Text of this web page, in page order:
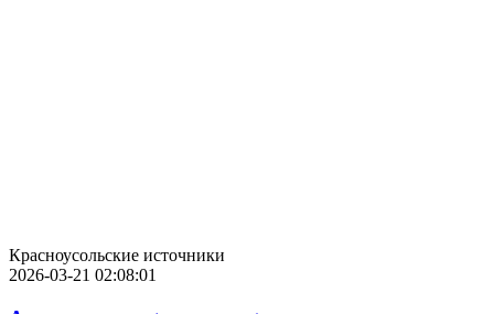
Красноусольские источники
2026-03-21 02:08:01